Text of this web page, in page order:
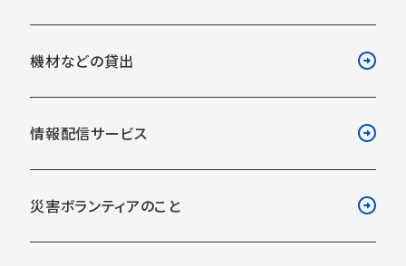
機材などの貸出
情報配信サービス
災害ボランティアのこと